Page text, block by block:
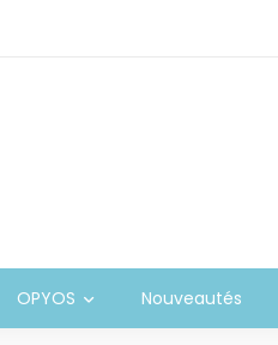
OPYOS Nouveautés